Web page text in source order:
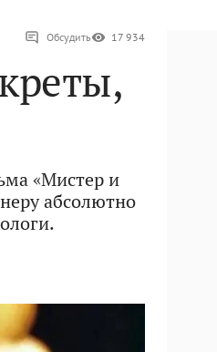
Обсудить 17 934
«Мистер и
абсолютно